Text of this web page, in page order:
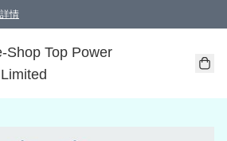
詳情
Shop Top Power